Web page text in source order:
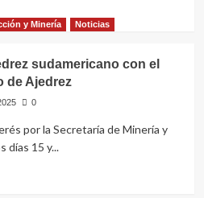
y Minería Noticias
sudamericano con el
de Ajedrez
0
por la Secretaría de Minería y
días 15 y...